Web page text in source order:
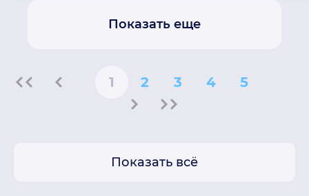
Показать еще
1 2 3 4 5
Показать всё